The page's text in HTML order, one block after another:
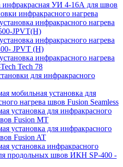
инфракрасная УИ 4-16А для швов
инфракрасного нагрева
инфракрасного нагрева
JPVT(H)
инфракрасного нагрева
JPVT (Н)
инфракрасного нагрева
Tech 78
для инфракрасного
мобильная установка для
нагрева швов Fusion Seamless
установка для инфракрасного
Fusion MT
установка для инфракрасного
Fusion AT
установка инфракрасного
продольных швов ИКН SP-400 -